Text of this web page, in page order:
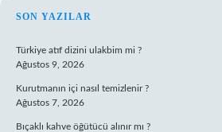
SIDEBAR
SON YAZILAR
Türkiye atıf dizini ulakbim mi ?
Ağustos 9, 2026
Kurutmanın içi nasıl temizlenir ?
Ağustos 7, 2026
Bıçaklı kahve öğütücü alınır mı ?